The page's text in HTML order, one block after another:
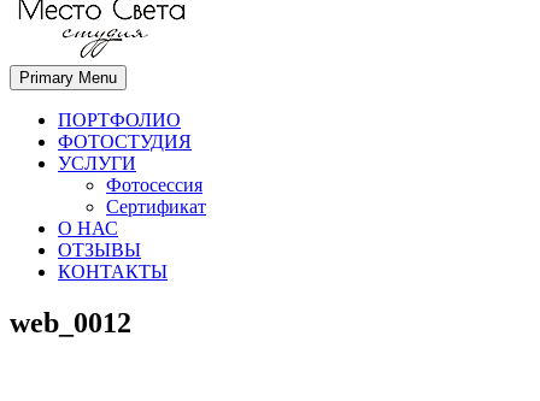
Место света. Свадебный фотограф в Орле Апальков Вячеслав
Свадебный фотограф в Орле
Primary Menu
ПОРТФОЛИО
ФОТОСТУДИЯ
УСЛУГИ
Фотосессия
Сертификат
О НАС
ОТЗЫВЫ
КОНТАКТЫ
web_0012